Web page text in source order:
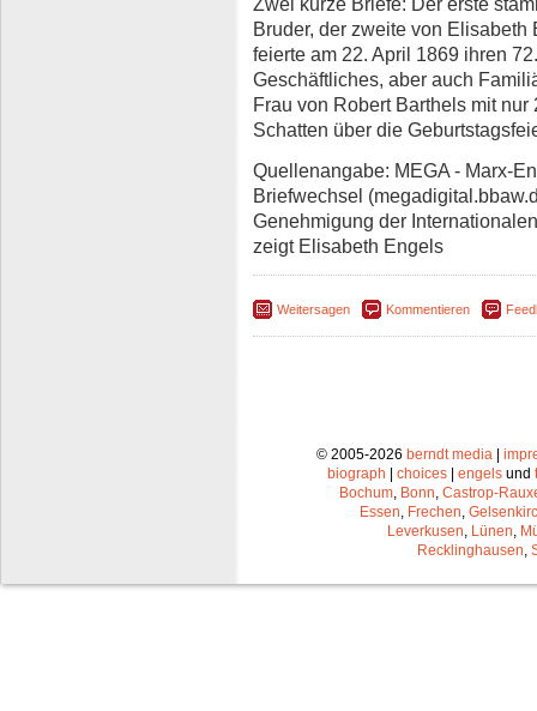
Bruder, der zweite von Elisabeth
feierte am 22. April 1869 ihren
Geschäftliches, aber auch
Frau von Robert Barthels mit
Schatten über die
Quellenangabe: MEGA - Marx-
Briefwechsel
Genehmigung der
zeigt Elisabeth Engels
Weitersagen Kommentieren
© 2005-2026 berndt media|
biograph
choices engels und
Bochum, Bonn, Castrop-
Essen, Frechen,
Leverkusen, Lünen,
Recklinghausen,